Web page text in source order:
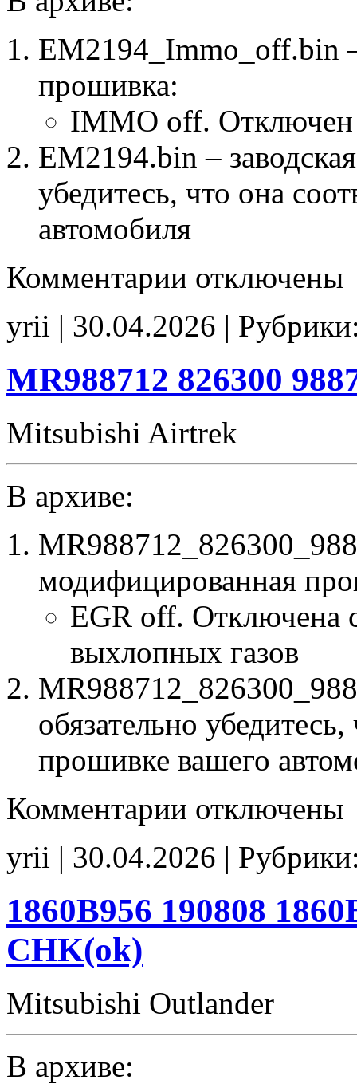
EM2194_Immo_off.bin
прошивка:
IMMO off. Отключен
EM2194.bin –
убедитесь, что она
автомобиля
Комментарии записи
отключены
yrii | 30.04.2026 |
MR988712 826300
Mitsubishi Airtrek
В архиве:
модифицированная
EGR off. Отключена
выхлопных газов
обязательно
прошивке вашего
Комментарии записи
988712
EGR_off
отключены
yrii | 30.04.2026 |
1860B956 190808
CHK(ok)
Mitsubishi Outlander
В архиве: